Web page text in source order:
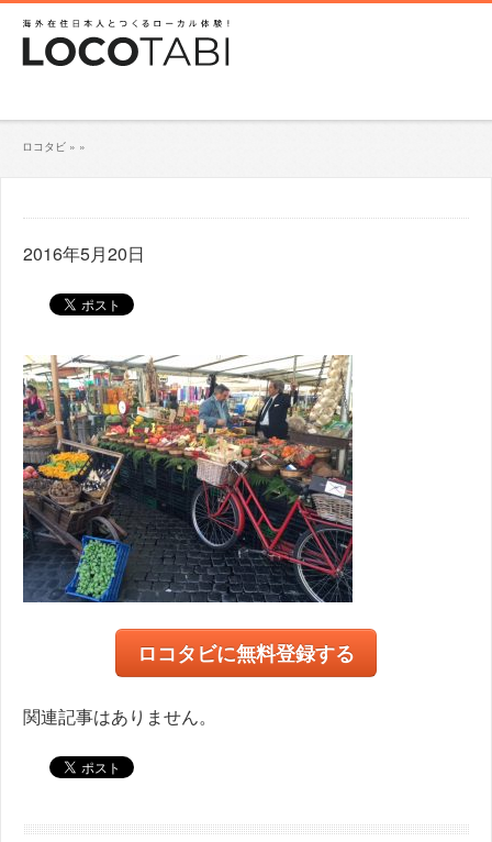
ロコタビ » »
2016年5月20日
ロコタビに無料登録する
関連記事はありません。